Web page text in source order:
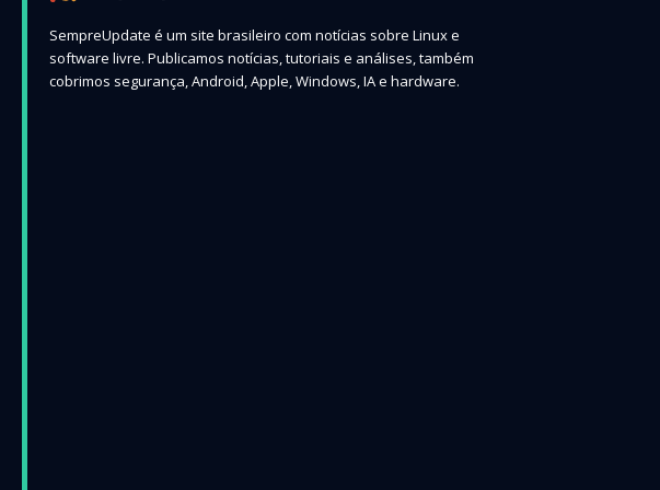
SempreUpdate é um site brasileiro com notícias sobre Linux e
software livre. Publicamos notícias, tutoriais e análises, também
cobrimos segurança, Android, Apple, Windows, IA e hardware.